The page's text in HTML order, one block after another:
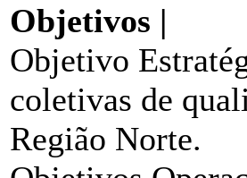
Objetivos |
Objetivo
coletivas de
Região Norte.